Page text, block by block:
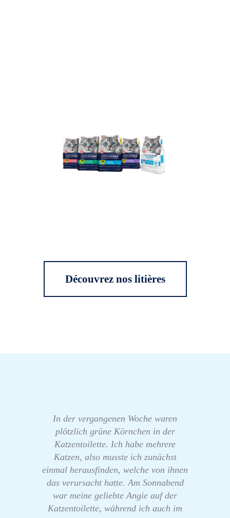
Découvrez nos litières
In der vergangenen Woche waren
plötzlich grüne Körnchen in der
Katzentoilette. Ich habe mehrere
Katzen, also musste ich zunächst
einmal herausfinden, welche von ihnen
das verursacht hatte. Am Sonnabend
war meine geliebte Angie auf der
Katzentoilette, während ich auch im